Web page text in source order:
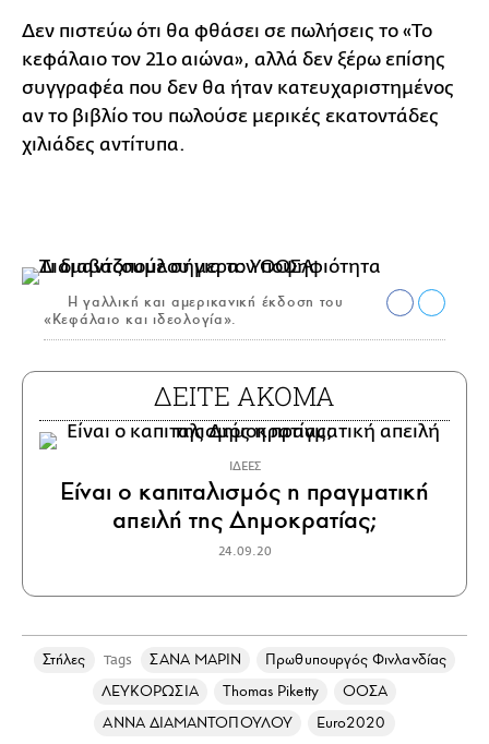
Δεν πιστεύω ότι θα φθάσει σε πωλήσεις το «Το
κεφάλαιο τον 21ο αιώνα», αλλά δεν ξέρω επίσης
συγγραφέα που δεν θα ήταν κατευχαριστημένος
αν το βιβλίο του πωλούσε μερικές εκατοντάδες
χιλιάδες αντίτυπα.
Η γαλλική και αμερικανική έκδοση του
«Κεφάλαιο και ιδεολογία».
ΔΕΙΤΕ ΑΚΟΜΑ
ΙΔΕΕΣ
Είναι ο καπιταλισμός η πραγματική
απειλή της Δημοκρατίας;
24.09.20
Στήλες Tags ΣΑΝΑ ΜΑΡΙΝ
Πρωθυπουργός Φινλανδίας
ΛΕΥΚΟΡΩΣΙΑ
Thomas Piketty
ΟΟΣΑ
ΑΝΝΑ ΔΙΑΜΑΝΤΟΠΟΥΛΟΥ
Euro2020